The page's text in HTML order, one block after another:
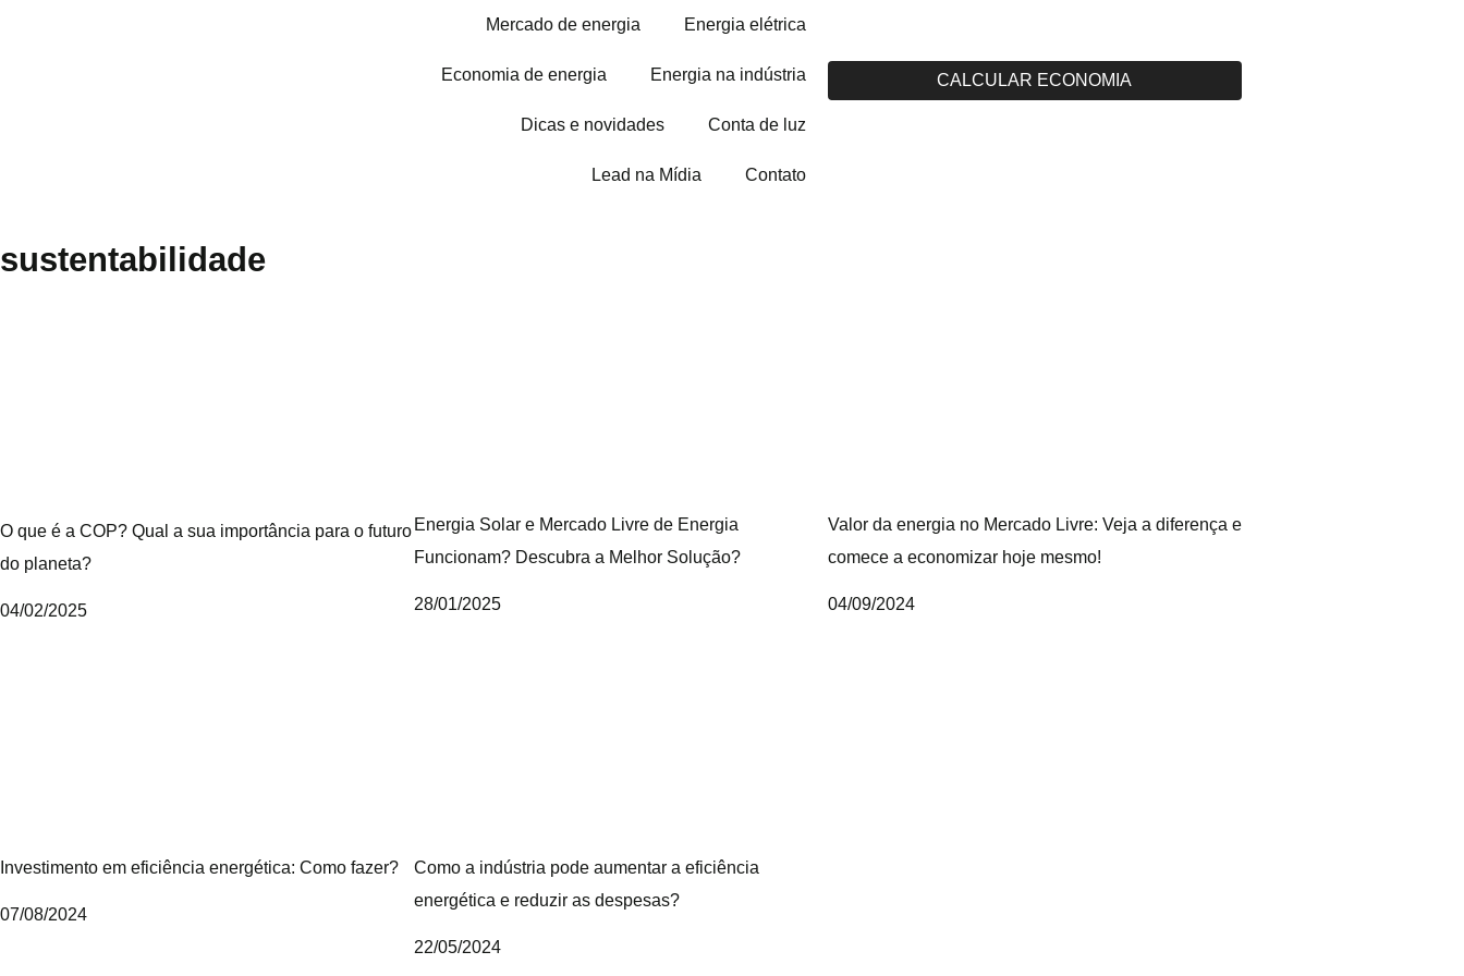
Mercado de energia Energia elétrica
Economia de energia Energia na indústria
Dicas e novidades Conta de luz
Lead na Mídia Contato
CALCULAR ECONOMIA
sustentabilidade
O que é a COP? Qual a sua importância para o futuro
do planeta?
04/02/2025
Energia Solar e Mercado Livre de Energia
Funcionam? Descubra a Melhor Solução?
28/01/2025
Valor da energia no Mercado Livre: Veja a diferença e
comece a economizar hoje mesmo!
04/09/2024
Investimento em eficiência energética: Como fazer?
07/08/2024
Como a indústria pode aumentar a eficiência
energética e reduzir as despesas?
22/05/2024